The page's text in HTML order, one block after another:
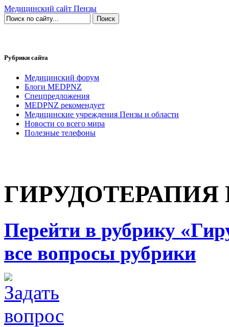
Медицинский сайт Пензы
Рубрики сайта
Медицинский форум
Блоги MEDPNZ
Спецпредложения
MEDPNZ рекомендует
Медицинские учреждения Пензы и области
Новости со всего мира
Полезные телефоны
Перейти в рубрику
все вопросы рубрики